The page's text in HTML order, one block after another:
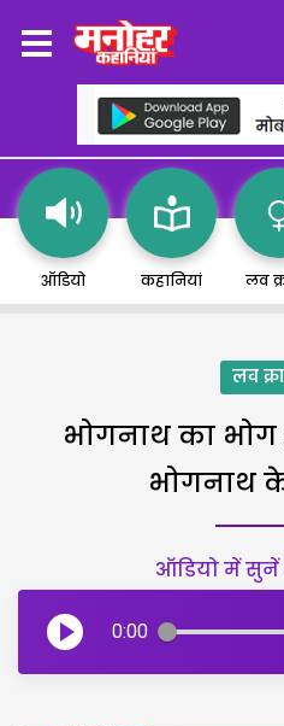
ऑडियो कहानियां लव
लव
भोगनाथ का भोग
भोगनाथ
ऑडियो में सुनें
0:00